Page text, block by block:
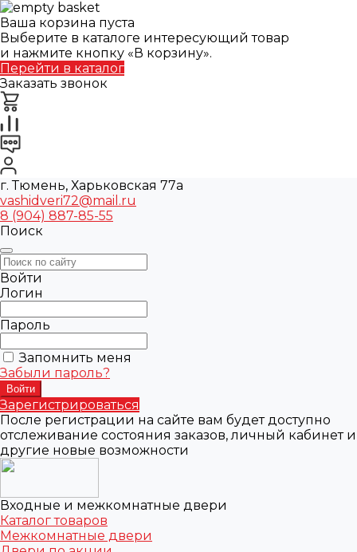
Ваша корзина пуста
Выберите в каталоге интересующий товар
и нажмите кнопку «В корзину».
Перейти в каталог
Заказать звонок
г. Тюмень, Харьковская 77а
vashidveri72@mail.ru
8 (904) 887-85-55
Поиск
Войти
Логин
Пароль
Запомнить меня
Забыли пароль?
Зарегистрироваться
После регистрации на сайте вам будет доступно
отслеживание состояния заказов, личный кабинет и
другие новые возможности
Входные и межкомнатные двери
Каталог товаров
Межкомнатные двери